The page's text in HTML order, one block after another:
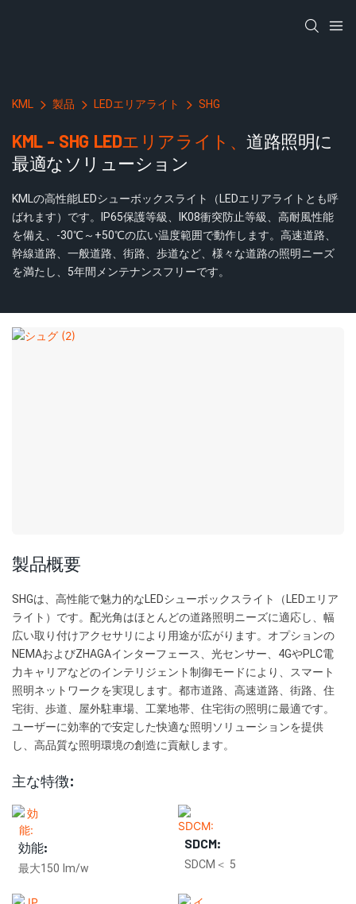
KML 製品 LEDエリアライト SHG
KML - SHG LEDエリアライト、道路照明に
最適なソリューション
KMLの高性能LEDシューボックスライト（LEDエリアライトとも呼
ばれます）です。IP65保護等級、IK08衝突防止等級、高耐風性能
を備え、-30℃～+50℃の広い温度範囲で動作します。高速道路、
幹線道路、一般道路、街路、歩道など、様々な道路の照明ニーズ
を満たし、5年間メンテナンスフリーです。
製品概要
SHGは、高性能で魅力的なLEDシューボックスライト（LEDエリア
ライト）です。配光角はほとんどの道路照明ニーズに適応し、幅
広い取り付けアクセサリにより用途が広がります。オプションの
NEMAおよびZHAGAインターフェース、光センサー、4GやPLC電
力キャリアなどのインテリジェント制御モードにより、スマート
照明ネットワークを実現します。都市道路、高速道路、街路、住
宅街、歩道、屋外駐車場、工業地帯、住宅街の照明に最適です。
ユーザーに効率的で安定した快適な照明ソリューションを提供
し、高品質な照明環境の創造に貢献します。
主な特徴:
効能:
最大150 lm/w
SDCM:
SDCM＜ 5